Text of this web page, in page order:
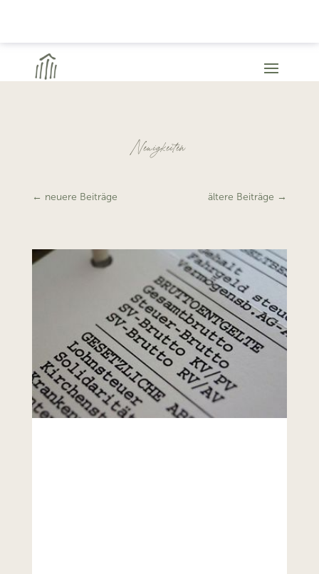
Neuigkeiten
← neuere Beiträge ältere Beiträge →